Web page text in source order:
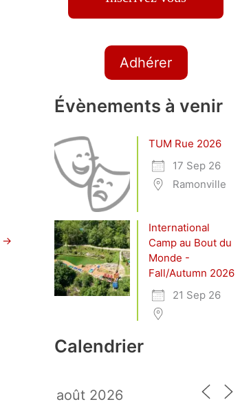
→
Adhérer
Évènements à venir
TUM Rue 2026
17 Sep 26
Ramonville
International
Camp au Bout du
Monde -
Fall/Autumn 2026
21 Sep 26
Calendrier